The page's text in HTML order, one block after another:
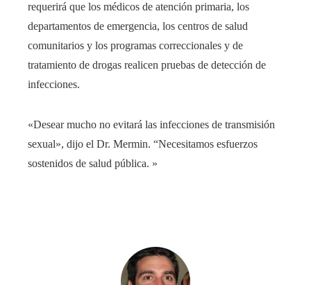
requerirá que los médicos de atención primaria, los
departamentos de emergencia, los centros de salud
comunitarios y los programas correccionales y de
tratamiento de drogas realicen pruebas de detección de
infecciones.
«Desear mucho no evitará las infecciones de transmisión
sexual», dijo el Dr. Mermin. “Necesitamos esfuerzos
sostenidos de salud pública. »